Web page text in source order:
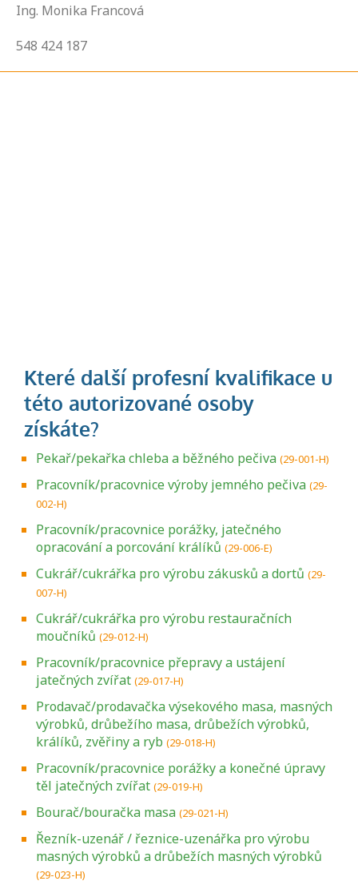
Ing. Monika Francová
548 424 187
Pekař/pekařka chleba a běžného pečiva (29-001-H)
Pracovník/pracovnice výroby jemného pečiva (29-
002-H)
Pracovník/pracovnice porážky, jatečného
opracování a porcování králíků (29-006-E)
Cukrář/cukrářka pro výrobu zákusků a dortů (29-
007-H)
Cukrář/cukrářka pro výrobu restauračních
moučníků (29-012-H)
Pracovník/pracovnice přepravy a ustájení
jatečných zvířat (29-017-H)
Prodavač/prodavačka výsekového masa, masných
výrobků, drůbežího masa, drůbežích výrobků,
králíků, zvěřiny a ryb (29-018-H)
Pracovník/pracovnice porážky a konečné úpravy
těl jatečných zvířat (29-019-H)
Bourač/bouračka masa (29-021-H)
Řezník-uzenář / řeznice-uzenářka pro výrobu
masných výrobků a drůbežích masných výrobků
(29-023-H)